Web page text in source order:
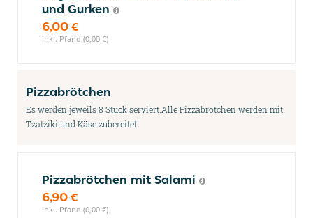
und Gurken
6,00 €
inkl. Pfand (0,00 €)
Pizzabrötchen
Es werden jeweils 8 Stück serviert.Alle Pizzabrötchen werden mit
Tzatziki und Käse zubereitet.
Pizzabrötchen mit Salami
6,90 €
inkl. Pfand (0,00 €)